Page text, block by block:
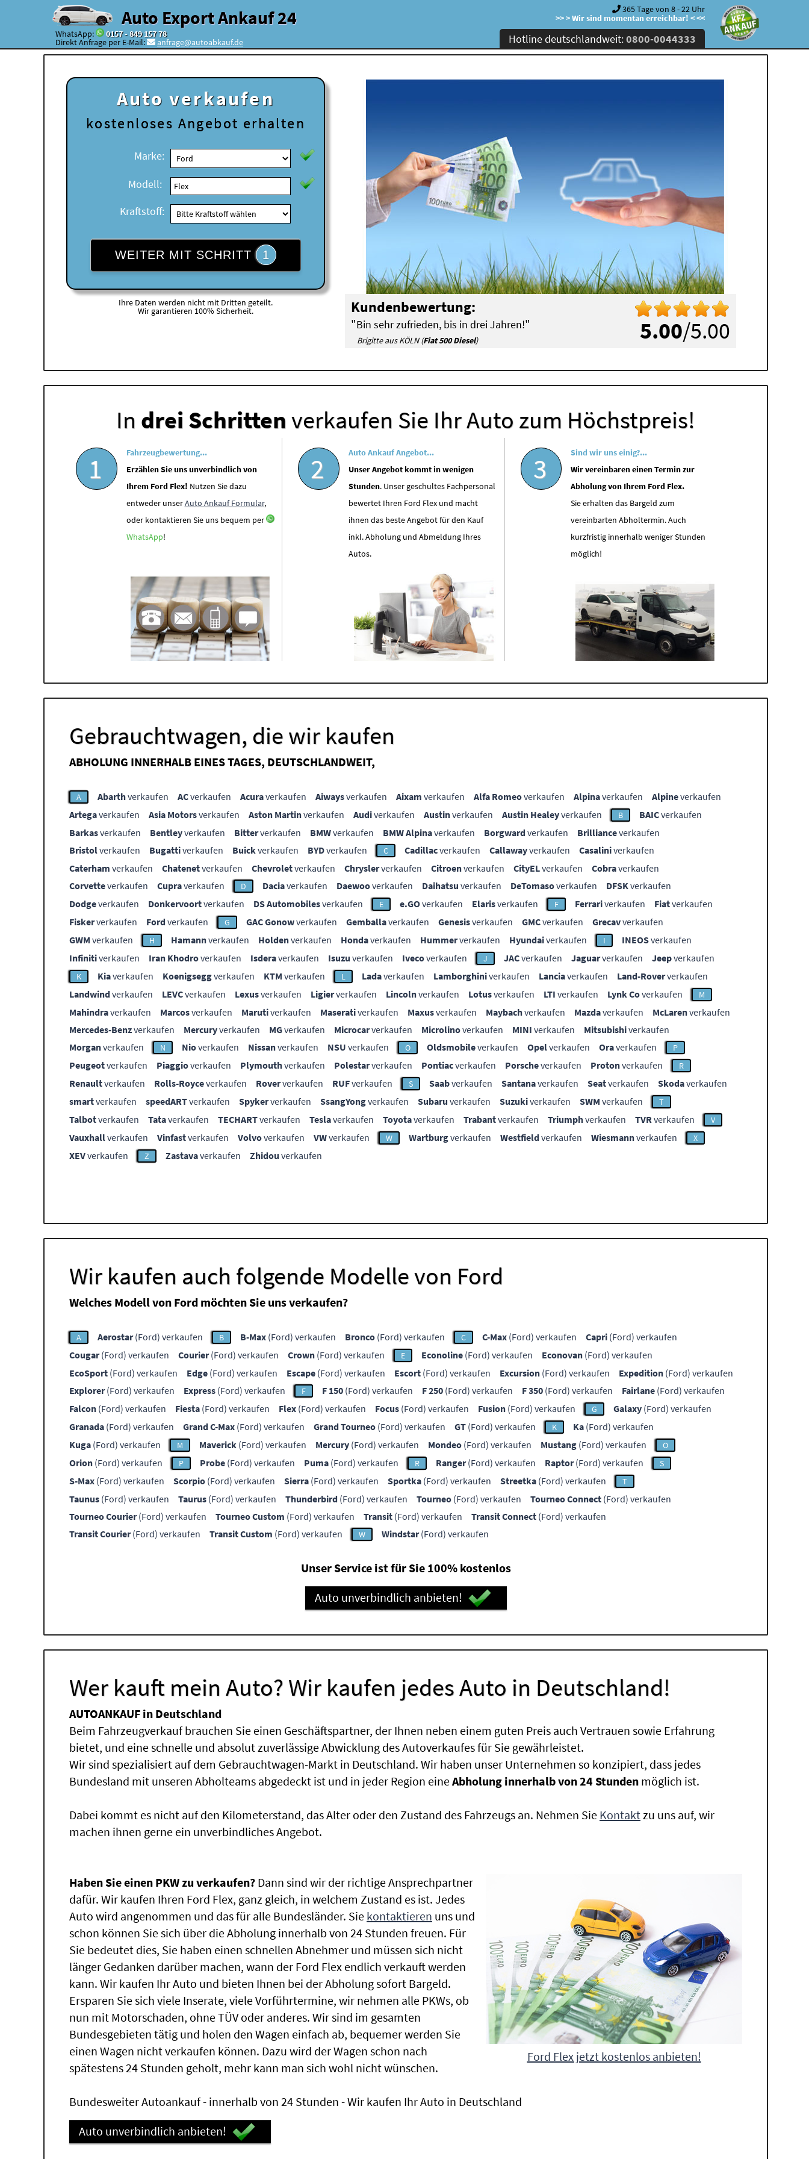
Auto Export Ankauf 24
WhatsApp: 0157 - 849 157 78
Direkt Anfrage per E-Mail: anfrage@autoabkauf.de
365 Tage von 8 - 22 Uhr
>> > Wir sind momentan erreichbar! < <<
Hotline deutschlandweit:0800-0044333
Auto verkaufen
kostenloses Angebot erhalten
Marke:
Modell:
Kraftstoff:
WEITER MIT SCHRITT 1
Ihre Daten werden nicht mit Dritten geteilt.
Wir garantieren 100% Sicherheit.
5.00/5.00
Kundenbewertung:
"Bin sehr zufrieden, bis in drei Jahren!"
Brigitte aus KÖLN (Fiat 500 Diesel)
In drei Schrittenverkaufen Sie Ihr Auto zum Höchstpreis!
1
Fahrzeugbewertung...
Erzählen Sie uns unverbindlich von
Ihrem Ford Flex! Nutzen Sie dazu
entweder unserAuto Ankauf Formular,
oder kontaktieren Sie uns bequem per
WhatsApp!
2
Auto Ankauf Angebot...
Unser Angebot kommt in wenigen
Stunden. Unser geschultes Fachpersonal
bewertet Ihren Ford Flex und macht
ihnen das beste Angebot für den Kauf
inkl. Abholung und Abmeldung Ihres
Autos.
3
Sind wir uns einig?...
Wir vereinbaren einen Termin zur
Abholung von Ihrem Ford Flex.
Sie erhalten das Bargeld zum
vereinbarten Abholtermin. Auch
kurzfristig innerhalb weniger Stunden
möglich!
Gebrauchtwagen, die wir kaufen
ABHOLUNG INNERHALB EINES TAGES, DEUTSCHLANDWEIT,
A Abarthverkaufen ACverkaufen Acuraverkaufen Aiwaysverkaufen Aixam verkaufen Alfa Romeoverkaufen Alpinaverkaufen Alpineverkaufen
Artegaverkaufen Asia Motorsverkaufen Aston Martinverkaufen Audiverkaufen Austinverkaufen Austin Healeyverkaufen B BAICverkaufen
Barkasverkaufen Bentleyverkaufen Bitterverkaufen BMWverkaufen BMW Alpinaverkaufen Borgwardverkaufen Brillianceverkaufen
Bristolverkaufen Bugattiverkaufen Buickverkaufen BYDverkaufen C Cadillacverkaufen Callawayverkaufen Casaliniverkaufen
Caterham verkaufen Chatenetverkaufen Chevroletverkaufen Chryslerverkaufen Citroenverkaufen CityELverkaufen Cobraverkaufen
Corvetteverkaufen Cupraverkaufen D Daciaverkaufen Daewooverkaufen Daihatsu verkaufen DeTomasoverkaufen DFSKverkaufen
Dodgeverkaufen Donkervoortverkaufen DS Automobilesverkaufen E e.GOverkaufen Elarisverkaufen F Ferrariverkaufen Fiatverkaufen
Fiskerverkaufen Fordverkaufen G GAC Gonowverkaufen Gemballaverkaufen Genesisverkaufen GMCverkaufen Grecavverkaufen
GWM verkaufen H Hamannverkaufen Holdenverkaufen Hondaverkaufen Hummerverkaufen Hyundaiverkaufen I INEOSverkaufen
Infinitiverkaufen Iran Khodroverkaufen Isderaverkaufen Isuzu verkaufen Ivecoverkaufen J JACverkaufen Jaguarverkaufen Jeepverkaufen
K Kiaverkaufen Koenigseggverkaufen KTM verkaufen L Ladaverkaufen Lamborghiniverkaufen Lanciaverkaufen Land-Roververkaufen
Landwindverkaufen LEVCverkaufen Lexusverkaufen Ligierverkaufen Lincolnverkaufen Lotusverkaufen LTI verkaufen Lynk Coverkaufen M
Mahindraverkaufen Marcosverkaufen Marutiverkaufen Maserativerkaufen Maxusverkaufen Maybachverkaufen Mazdaverkaufen McLarenverkaufen
Mercedes-Benzverkaufen Mercuryverkaufen MGverkaufen Microcarverkaufen Microlinoverkaufen MINI verkaufen Mitsubishiverkaufen
Morganverkaufen N Nioverkaufen Nissanverkaufen NSU verkaufen O Oldsmobileverkaufen Opelverkaufen Oraverkaufen P
Peugeotverkaufen Piaggioverkaufen Plymouthverkaufen Polestarverkaufen Pontiacverkaufen Porscheverkaufen Protonverkaufen R
Renaultverkaufen Rolls-Royceverkaufen Roververkaufen RUFverkaufen S Saabverkaufen Santanaverkaufen Seatverkaufen Skodaverkaufen
smartverkaufen speedARTverkaufen Spykerverkaufen SsangYongverkaufen Subaru verkaufen Suzukiverkaufen SWM verkaufen T
Talbotverkaufen Tataverkaufen TECHARTverkaufen Teslaverkaufen Toyotaverkaufen Trabantverkaufen Triumphverkaufen TVRverkaufen V
Vauxhallverkaufen Vinfastverkaufen Volvoverkaufen VWverkaufen W Wartburgverkaufen Westfieldverkaufen Wiesmannverkaufen X
XEVverkaufen Z Zastavaverkaufen Zhidou verkaufen
Wir kaufen auch folgende Modelle von Ford
Welches Modell von Ford möchten Sie uns verkaufen?
A Aerostar(Ford) verkaufen B B-Max (Ford) verkaufen Bronco (Ford) verkaufen C C-Max (Ford) verkaufen Capri (Ford) verkaufen
Cougar(Ford) verkaufen Courier(Ford) verkaufen Crown (Ford) verkaufen E Econoline (Ford) verkaufen Econovan (Ford) verkaufen
EcoSport (Ford) verkaufen Edge (Ford) verkaufen Escape (Ford) verkaufen Escort (Ford) verkaufen Excursion (Ford) verkaufen Expedition (Ford) verkaufen
Explorer(Ford) verkaufen Express (Ford) verkaufen F F 150 (Ford) verkaufen F 250 (Ford) verkaufen F 350 (Ford) verkaufen Fairlane (Ford) verkaufen
Falcon (Ford) verkaufen Fiesta (Ford) verkaufen Flex (Ford) verkaufen Focus (Ford) verkaufen Fusion (Ford) verkaufen G Galaxy (Ford) verkaufen
Granada (Ford) verkaufen Grand C-Max (Ford) verkaufen Grand Tourneo (Ford) verkaufen GT (Ford) verkaufen K Ka (Ford) verkaufen
Kuga (Ford) verkaufen M Maverick (Ford) verkaufen Mercury (Ford) verkaufen Mondeo (Ford) verkaufen Mustang (Ford) verkaufen O
Orion (Ford) verkaufen P Probe (Ford) verkaufen Puma (Ford) verkaufen R Ranger(Ford) verkaufen Raptor(Ford) verkaufen S
S-Max (Ford) verkaufen Scorpio (Ford) verkaufen Sierra (Ford) verkaufen Sportka (Ford) verkaufen Streetka (Ford) verkaufen T
Taunus (Ford) verkaufen Taurus (Ford) verkaufen Thunderbird (Ford) verkaufen Tourneo (Ford) verkaufen Tourneo Connect (Ford) verkaufen
Tourneo Courier(Ford) verkaufen Tourneo Custom (Ford) verkaufen Transit (Ford) verkaufen Transit Connect (Ford) verkaufen
Transit Courier(Ford) verkaufen Transit Custom (Ford) verkaufen W Windstar(Ford) verkaufen
Unser Service ist für Sie 100% kostenlos
Auto unverbindlich anbieten!
Wer kauft mein Auto? Wir kaufen jedes Auto in Deutschland!
AUTOANKAUF in Deutschland
Beim Fahrzeugverkauf brauchen Sie einen Geschäftspartner, der Ihnen neben einem guten Preis auch Vertrauen sowie Erfahrung
bietet, und eine schnelle und absolut zuverlässige Abwicklung des Autoverkaufes für Sie gewährleistet.
Wir sind spezialisiert auf dem Gebrauchtwagen-Markt in Deutschland. Wir haben unser Unternehmen so konzipiert, dass jedes
Bundesland mit unseren Abholteams abgedeckt ist und in jeder Region eineAbholung innerhalb von 24 Stunden möglich ist.
Dabei kommt es nicht auf den Kilometerstand, das Alter oder den Zustand des Fahrzeugs an. Nehmen Sie Kontaktzu uns auf, wir
machen ihnen gerne ein unverbindliches Angebot.
Ford Flex jetzt kostenlos anbieten!
Haben Sie einen PKW zu verkaufen? Dann sind wir der richtige Ansprechpartner
dafür. Wir kaufen Ihren Ford Flex, ganz gleich, in welchem Zustand es ist. Jedes
Auto wird angenommen und das für alle Bundesländer. Sie kontaktieren uns und
schon können Sie sich über die Abholung innerhalb von 24 Stunden freuen. Für
Sie bedeutet dies, Sie haben einen schnellen Abnehmer und müssen sich nicht
länger Gedanken darüber machen, wann der Ford Flex endlich verkauft werden
kann. Wir kaufen Ihr Auto und bieten Ihnen bei der Abholung sofort Bargeld.
Ersparen Sie sich viele Inserate, viele Vorführtermine, wir nehmen alle PKWs, ob
nun mit Motorschaden, ohne TÜV oder anderes. Wir sind im gesamten
Bundesgebieten tätig und holen den Wagen einfach ab, bequemer werden Sie
einen Wagen nicht verkaufen können. Dazu wird der Wagen schon nach
spätestens 24 Stunden geholt, mehr kann man sich wohl nicht wünschen.
Bundesweiter Autoankauf - innerhalb von 24 Stunden - Wir kaufen Ihr Auto in Deutschland
Auto unverbindlich anbieten!